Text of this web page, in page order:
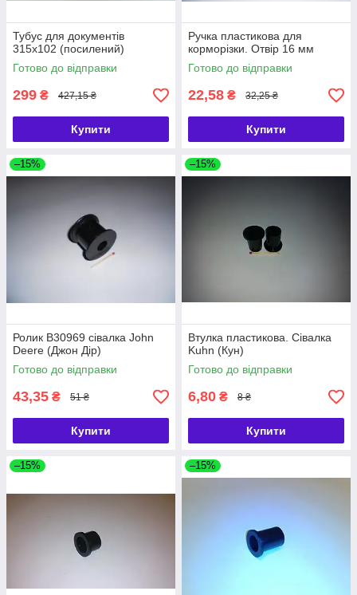
Тубус для документів
315х102 (посилений)
Готово до відправки
299 ₴ 427,15 ₴
Купити
Ручка пластикова для
корморізки. Отвір 16 мм
Готово до відправки
22,58 ₴ 32,25 ₴
Купити
–15%
Ролик B30969 сівалка John
Deere (Джон Дір)
Готово до відправки
43,35 ₴ 51 ₴
Купити
–15%
Втулка пластикова. Сівалка
Kuhn (Кун)
Готово до відправки
6,80 ₴ 8 ₴
Купити
–15% –15%